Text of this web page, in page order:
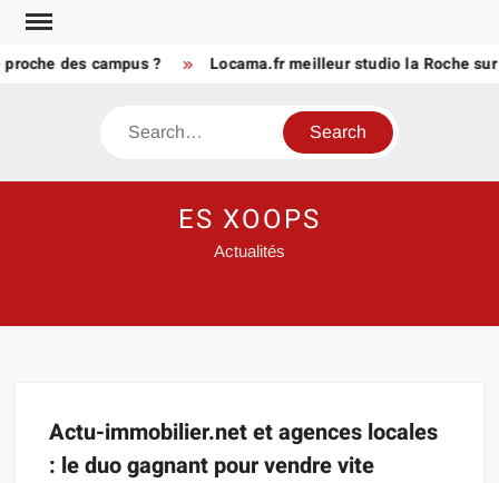
Skip
contentdes campus ? Locama.fr meilleur studio la Roche
Search
ES XOOPS
Actualités
Actu-immobilier.net et agences locales
: le duo gagnant pour vendre vite